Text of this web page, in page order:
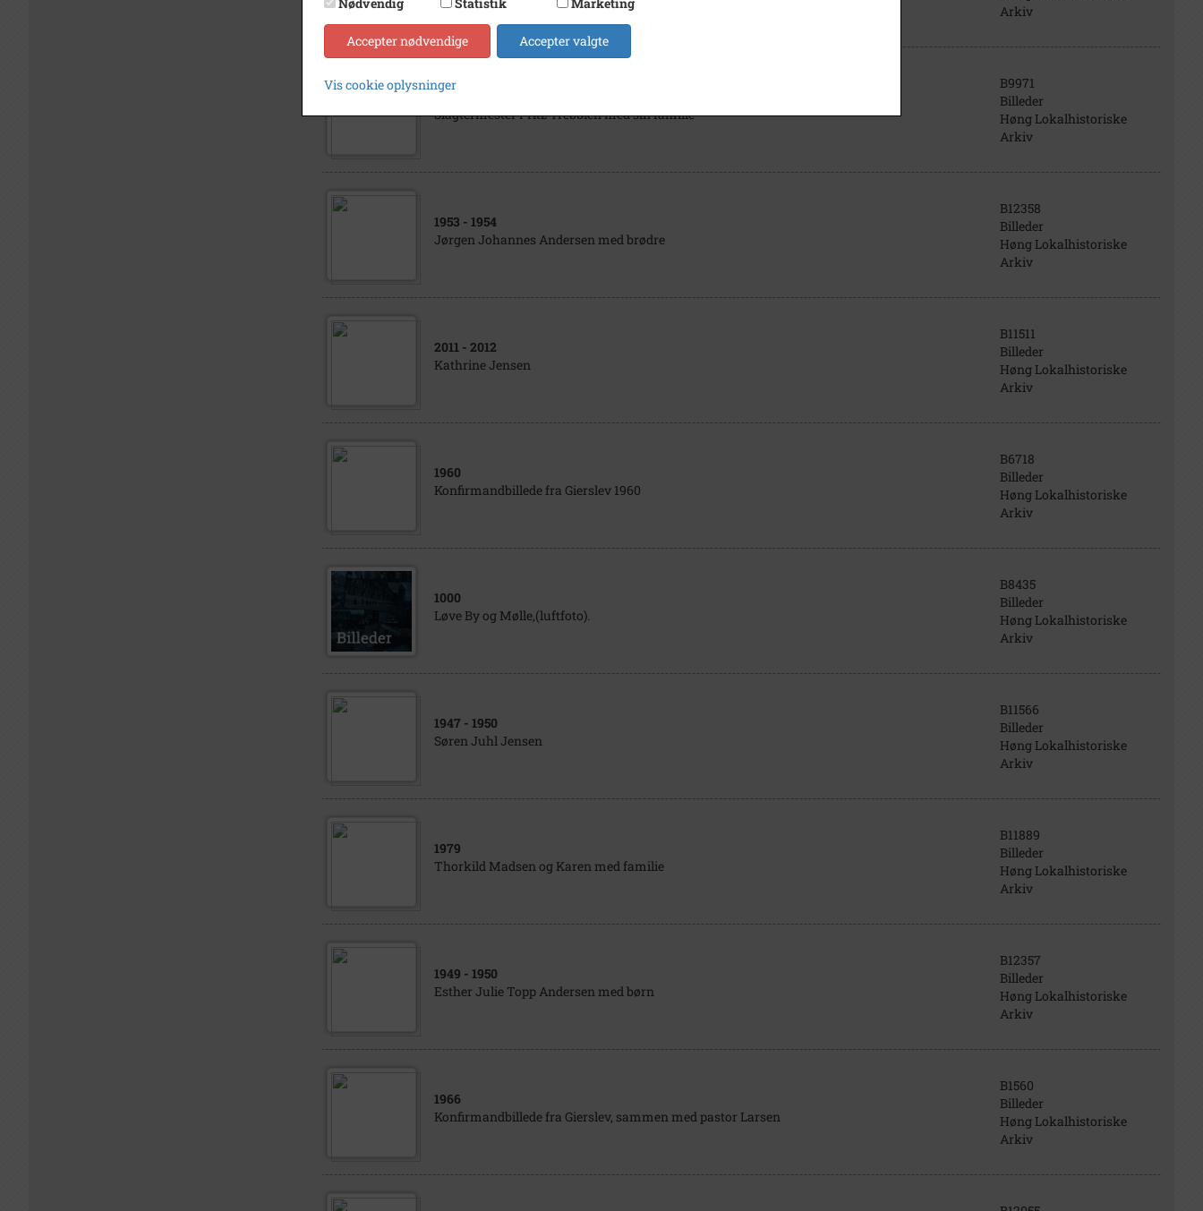
Arkiv
1910
Slagtermester Fritz Trebbien med sin familie
B9971
Billeder
Høng Lokalhistoriske
Arkiv
1953 - 1954
Jørgen Johannes Andersen med brødre
B12358
Billeder
Høng Lokalhistoriske
Arkiv
2011 - 2012
Kathrine Jensen
B11511
Billeder
Høng Lokalhistoriske
Arkiv
1960
Konfirmandbillede fra Gierslev 1960
B6718
Billeder
Høng Lokalhistoriske
Arkiv
1000
Løve By og Mølle,(luftfoto).
B8435
Billeder
Høng Lokalhistoriske
Arkiv
1947 - 1950
Søren Juhl Jensen
B11566
Billeder
Høng Lokalhistoriske
Arkiv
1979
Thorkild Madsen og Karen med familie
B11889
Billeder
Høng Lokalhistoriske
Arkiv
1949 - 1950
Esther Julie Topp Andersen med børn
B12357
Billeder
Høng Lokalhistoriske
Arkiv
1966
Konfirmandbillede fra Gierslev, sammen med pastor Larsen
B1560
Billeder
Høng Lokalhistoriske
Arkiv
Accepter nødvendige Accepter valgte
Vis cookie oplysninger